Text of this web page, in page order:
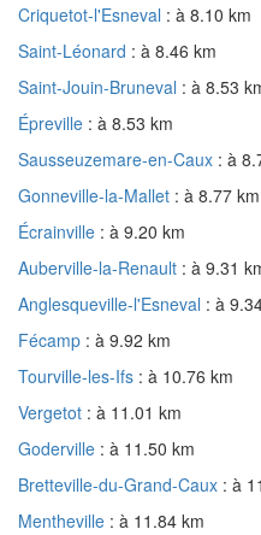
Criquetot-l'Esneval : à 8.10 km
Saint-Léonard : à 8.46 km
Saint-Jouin-Bruneval : à 8.53
Épreville : à 8.53 km
Sausseuzemare-en-Caux : à
Gonneville-la-Mallet : à 8.77 km
Écrainville : à 9.20 km
Auberville-la-Renault : à 9.31
Anglesqueville-l'Esneval : à
Fécamp : à 9.92 km
Tourville-les-Ifs : à 10.76 km
Vergetot : à 11.01 km
Goderville : à 11.50 km
Bretteville-du-Grand-Caux : à
Mentheville : à 11.84 km